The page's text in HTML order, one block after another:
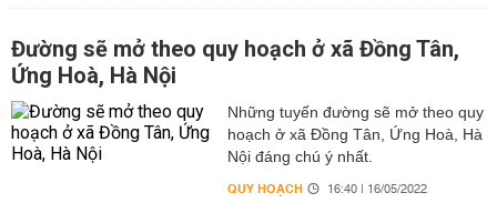
Đường sẽ mở theo quy hoạch ở xã Đồng Tân,
Ứng Hoà, Hà Nội
Những tuyến đường sẽ mở theo quy
hoạch ở xã Đồng Tân, Ứng Hoà, Hà
Nội đáng chú ý nhất.
QUY HOẠCH 16:40 | 16/05/2022